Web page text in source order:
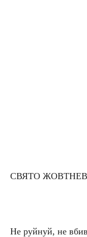
СВЯТО
Не руйнуй, не